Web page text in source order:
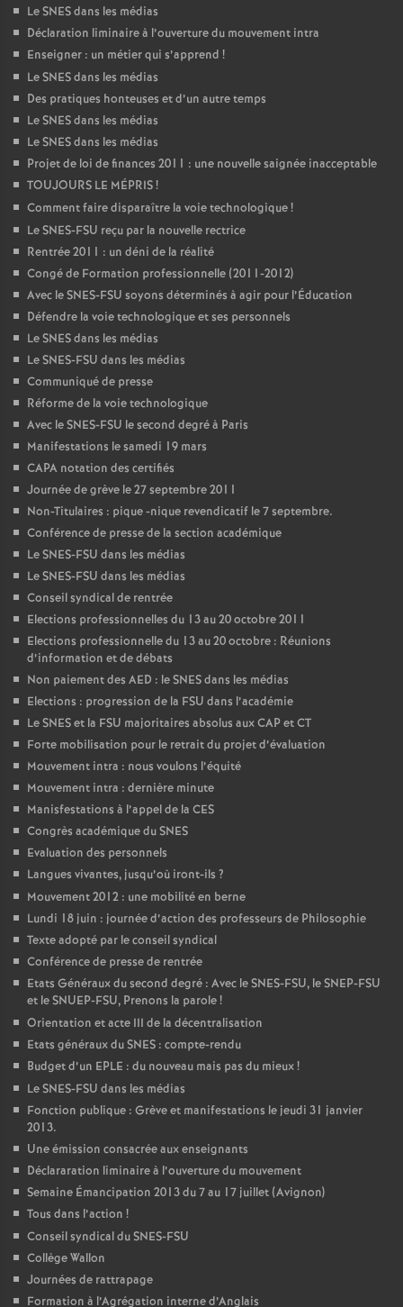
Le SNES dans les médias
Déclaration liminaire à l’ouverture du mouvement intra
Enseigner : un métier qui s’apprend !
Le SNES dans les médias
Des pratiques honteuses et d’un autre temps
Le SNES dans les médias
Le SNES dans les médias
Projet de loi de finances 2011 : une nouvelle saignée inacceptable
TOUJOURS LE MÉPRIS!
Comment faire disparaître la voie technologique!
Le SNES-FSU reçu par la nouvelle rectrice
Rentrée 2011 : un déni de la réalité
Congé de Formation professionnelle (2011-2012)
Avec le SNES-FSU soyons déterminés à agir pour l’Éducation
Défendre la voie technologique et ses personnels
Le SNES dans les médias
Le SNES-FSU dans les médias
Communiqué de presse
Réforme de la voie technologique
Avec le SNES-FSU le second degré à Paris
Manifestations le samedi 19 mars
CAPA notation des certifiés
Journée de grève le 27 septembre 2011
Non-Titulaires : pique -nique revendicatif le 7 septembre.
Conférence de presse de la section académique
Le SNES-FSU dans les médias
Le SNES-FSU dans les médias
Conseil syndical de rentrée
Elections professionnelles du 13 au 20 octobre 2011
Elections professionnelle du 13 au 20 octobre : Réunions
d’information et de débats
Non paiement des AED : le SNES dans les médias
Elections : progression de la FSU dans l’académie
Le SNES et la FSU majoritaires absolus aux CAP et CT
Forte mobilisation pour le retrait du projet d’évaluation
Mouvement intra : nous voulons l’équité
Mouvement intra : dernière minute
Manisfestations à l’appel de la CES
Congrès académique du SNES
Evaluation des personnels
Langues vivantes, jusqu’où iront-ils ?
Mouvement 2012 : une mobilité en berne
Lundi 18 juin : journée d’action des professeurs de Philosophie
Texte adopté par le conseil syndical
Conférence de presse de rentrée
Etats Généraux du second degré : Avec le SNES-FSU, le SNEP-FSU
et le SNUEP-FSU, Prenons la parole!
Orientation et acte III de la décentralisation
Etats généraux du SNES : compte-rendu
Budget d’un EPLE : du nouveau mais pas du mieux!
Le SNES-FSU dans les médias
Fonction publique : Grève et manifestations le jeudi 31 janvier
2013.
Une émission consacrée aux enseignants
Déclararation liminaire à l’ouverture du mouvement
Semaine Émancipation 2013 du 7 au 17 juillet (Avignon)
Tous dans l’action !
Conseil syndical du SNES-FSU
Collège Wallon
Journées de rattrapage
Formation à l’Agrégation interne d’Anglais